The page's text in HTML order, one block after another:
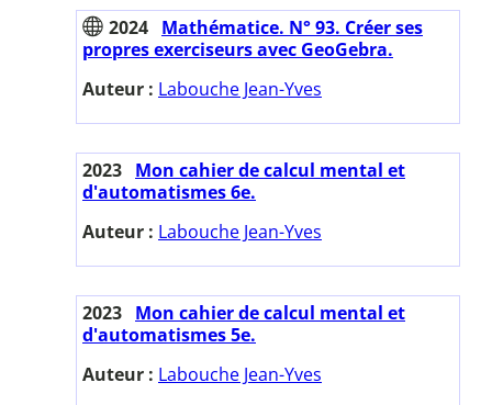
2024 Mathématice. N° 93. Créer ses
propres exerciseurs avec GeoGebra.
Auteur : Labouche Jean-Yves
2023 Mon cahier de calcul mental et
d'automatismes 6e.
Auteur : Labouche Jean-Yves
2023 Mon cahier de calcul mental et
d'automatismes 5e.
Auteur : Labouche Jean-Yves